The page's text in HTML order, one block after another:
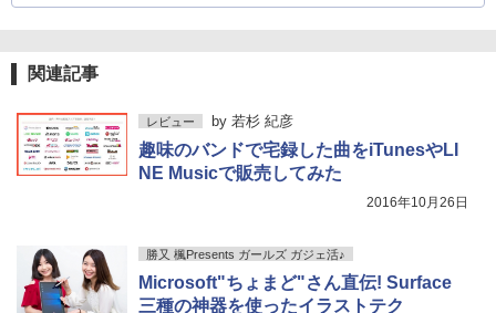
関連記事
レビュー by 若杉 紀彦
趣味のバンドで宅録した曲をiTunesやLI
NE Musicで販売してみた
2016年10月26日
勝又 楓Presents ガールズ ガジェ活♪
Microsoft"ちょまど"さん直伝! Surface
三種の神器を使ったイラストテク